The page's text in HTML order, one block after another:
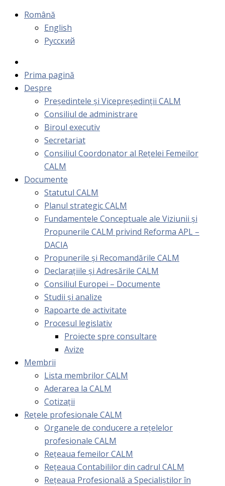
Română
English
Русский
Prima pagină
Despre
Președintele și Vicepreședinții CALM
Consiliul de administrare
Biroul executiv
Secretariat
Consiliul Coordonator al Rețelei Femeilor
CALM
Documente
Statutul CALM
Planul strategic CALM
Fundamentele Conceptuale ale Viziunii și
Propunerile CALM privind Reforma APL –
DACIA
Propunerile și Recomandările CALM
Declarațiile și Adresările CALM
Consiliul Europei – Documente
Studii și analize
Rapoarte de activitate
Procesul legislativ
Proiecte spre consultare
Avize
Membrii
Lista membrilor CALM
Aderarea la CALM
Cotizaţii
Rețele profesionale CALM
Organele de conducere a rețelelor
profesionale CALM
Rețeaua femeilor CALM
Rețeaua Contabililor din cadrul CALM
Rețeaua Profesională a Specialiștilor în